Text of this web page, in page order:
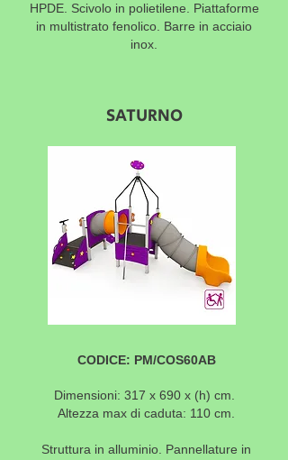
HPDE. Scivolo in polietilene. Piattaforme
in multistrato fenolico. Barre in acciaio
inox.
SATURNO
CODICE: PM/COS60AB
Dimensioni: 317 x 690 x (h) cm.
Altezza max di caduta: 110 cm.
Struttura in alluminio. Pannellature in